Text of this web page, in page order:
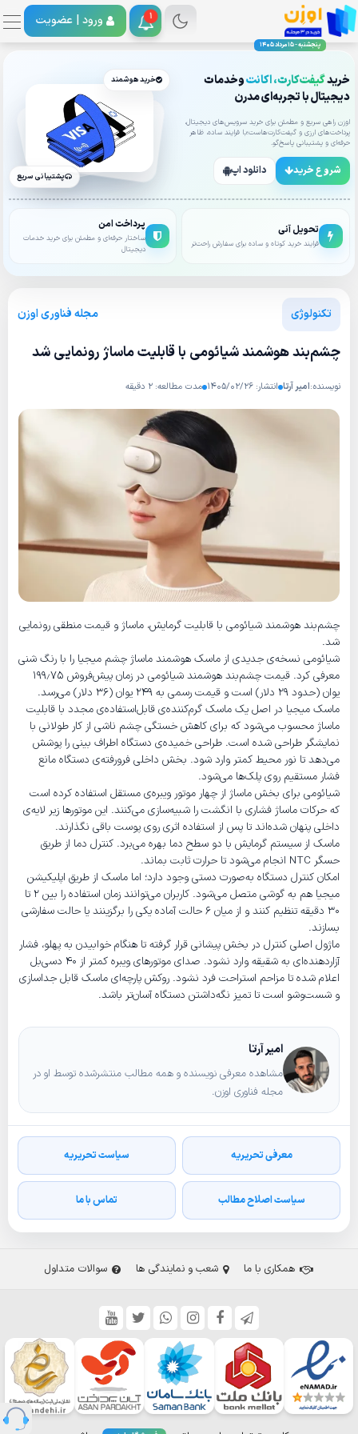
پنجشنبه - 15 مرداد 1405
1 ورود | عضویت
خریدگیفت‌کارت، اکانتوخدمات
دیجیتال با تجربه‌ای مدرن
اوزن راهی سریع و مطمئن برای خرید سرویس‌های دیجیتال،
پرداخت‌های ارزی و گیفت‌کارت‌هاست؛با فرایند ساده، ظاهر
حرفه‌ای و پشتیبانی پاسخ‌گو.
شروع خرید دانلود اپ
خرید هوشمند
پشتیبانی سریع
تحویل آنی
فرایند خرید کوتاه و ساده برای سفارش راحت‌تر
پرداخت امن
ساختار حرفه‌ای و مطمئن برای خرید خدمات
دیجیتال
تکنولوژی مجله فناوری اوزن
چشم‌بند هوشمند شیائومی با قابلیت ماساژ رونمایی شد
نویسنده:امیر آرتا انتشار: ۱۴۰۵/۰۲/۲۶ مدت مطالعه: ۲ دقیقه
چشم‌بند هوشمند شیائومی با قابلیت گرمایش، ماساژ و قیمت منطقی رونمایی
شد.
شیائومی نسخه‌ی جدیدی از ماسک هوشمند ماساژ چشم میجیا را با رنگ شنی
معرفی کرد. قیمت چشم‌بند هوشمند شیائومی در زمان پیش‌فروش ۱۹۹٫۷۵
یوان (حدود ۲۹ دلار) است و قیمت رسمی به ۲۴۹ یوان (۳۶ دلار) می‌رسد.
ماسک میجیا در اصل یک ماسک گرم‌کننده‌ی قابل‌استفاده‌ی مجدد با قابلیت
ماساژ محسوب می‌شود که برای کاهش خستگی چشم ناشی از کار طولانی با
نمایشگر طراحی شده است. طراحی خمیده‌ی دستگاه اطراف بینی را پوشش
می‌دهد تا نور محیط کمتر وارد شود. بخش داخلی فرورفته‌ی دستگاه مانع
فشار مستقیم روی پلک‌ها می‌شود.
شیائومی برای بخش ماساژ از چهار موتور ویبره‌ی مستقل استفاده کرده است
که حرکات ماساژ فشاری با انگشت را شبیه‌سازی می‌کنند. این موتورها زیر لایه‌ی
داخلی پنهان شده‌اند تا پس از استفاده اثری روی پوست باقی نگذارند.
ماسک از سیستم گرمایش با دو سطح دما بهره می‌برد. کنترل دما از طریق
حسگر NTC انجام می‌شود تا حرارت ثابت بماند.
امکان کنترل دستگاه به‌صورت دستی وجود دارد؛ اما ماسک از طریق اپلیکیشن
میجیا هم به گوشی متصل می‌شود. کاربران می‌توانند زمان استفاده را بین ۲ تا
۳۰ دقیقه تنظیم کنند و از میان ۶ حالت آماده یکی را برگزینند یا حالت سفارشی
بسازند.
ماژول اصلی کنترل در بخش پیشانی قرار گرفته تا هنگام خوابیدن به پهلو، فشار
آزاردهنده‌ای به شقیقه وارد نشود. صدای موتورهای ویبره کمتر از ۴۰ دسی‌بل
اعلام شده تا مزاحم استراحت فرد نشود. روکش پارچه‌ای ماسک قابل جداسازی
و شست‌وشو است تا تمیز نگه‌داشتن دستگاه آسان‌تر باشد.
امیر آرتا
مشاهده معرفی نویسنده و همه مطالب منتشرشده توسط او در
مجله فناوری اوزن.
معرفی تحریریه سیاست تحریریه
سیاست اصلاح مطالب تماس با ما
همکاری با ما شعب و نمایندگی ها سوالات متداول